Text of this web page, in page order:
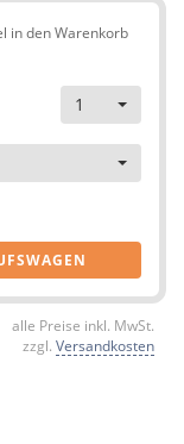
in den Warenkorb
1
alle Preise inkl. MwSt.
zzgl. Versandkosten